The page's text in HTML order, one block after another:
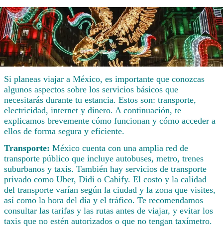
Si planeas viajar a México, es importante que conozcas
algunos aspectos sobre los servicios básicos que
necesitarás durante tu estancia. Estos son: transporte,
electricidad, internet y dinero. A continuación, te
explicamos brevemente cómo funcionan y cómo acceder a
ellos de forma segura y eficiente.
Transporte: México cuenta con una amplia red de
transporte público que incluye autobuses, metro, trenes
suburbanos y taxis. También hay servicios de transporte
privado como Uber, Didi o Cabify. El costo y la calidad
del transporte varían según la ciudad y la zona que visites,
así como la hora del día y el tráfico. Te recomendamos
consultar las tarifas y las rutas antes de viajar, y evitar los
taxis que no estén autorizados o que no tengan taxímetro.